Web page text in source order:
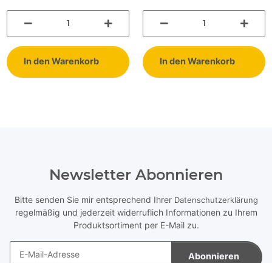
In den Warenkorb In den Warenkorb
Newsletter Abonnieren
Bitte senden Sie mir entsprechend Ihrer Datenschutzerklärung
regelmäßig und jederzeit widerruflich Informationen zu Ihrem
Produktsortiment per E-Mail zu.
Abonnieren